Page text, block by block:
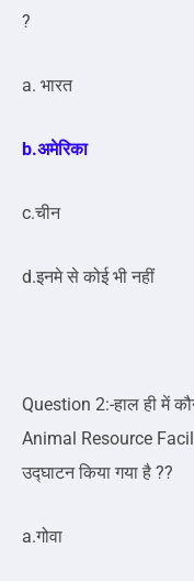
?
a. भारत
b.अमेरिका
c.चीन
d.इनमे से कोई भी नहीं
Question 2:-हाल ही में
Animal Resource
उद्घाटन किया गया है ??
a.गोवा